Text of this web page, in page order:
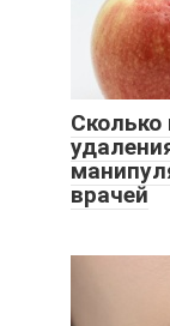
Сколько
врачей